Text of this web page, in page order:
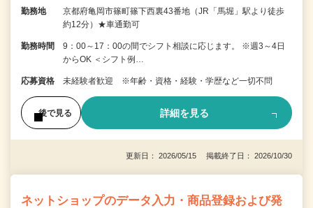
勤務地
京都府亀岡市篠町篠下西裏43番地（JR「馬堀」駅より徒歩
約12分）★車通勤可
勤務時間
9：00～17：00の間でシフト相談に応じます。 ※週3～4日
からOK ＜シフト例…
応募資格 未経験者歓迎 ※年齢・資格・経験・学歴など一切不問
後で見る 詳細を見る
更新日： 2026/05/15 掲載終了日： 2026/10/30
ネットショップのデータ入力・商品登録および発